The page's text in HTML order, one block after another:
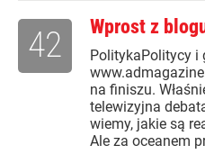
Wprost z
PolitykaPolitycy i
na finiszu.
telewizyjna
wiemy, jakie są
Ale za oceanem
42